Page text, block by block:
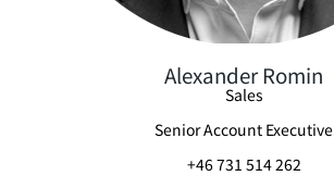
Alexander Romin
Sales
Senior Account Executive
+46 731 514 262